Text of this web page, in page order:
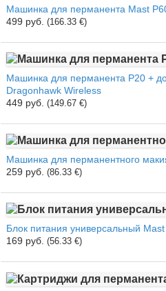
Машинка для перманента Mast
499 руб. (166.33 €)
Машинка для перманента P20 +
Dragonhawk Wireless
449 руб. (149.67 €)
Машинка для перманентного
259 руб. (86.33 €)
Блок питания универсальный
169 руб. (56.33 €)